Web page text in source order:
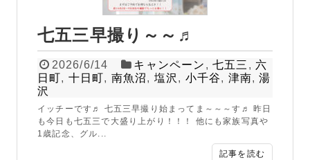
七五三早撮り～～♬
2026/6/14 キャンペーン , 七五三 , 六
日町, 十日町, 南魚沼, 塩沢 , 小千谷, 津南,湯
沢
イッチーです♬ 七五三早撮り始まってま～～～す♬ 昨日
も今日も七五三で大盛り上がり！！！ 他にも家族写真や
1歳記念、グル...
記事を読む